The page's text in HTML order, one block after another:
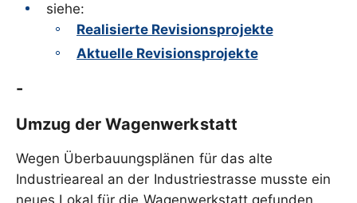
siehe:
Realisierte Revisionsprojekte
Aktuelle Revisionsprojekte
-
Umzug der Wagenwerkstatt
Wegen Überbauungsplänen für das alte
Industrieareal an der Industriestrasse musste ein
neues Lokal für die Wagenwerkstatt gefunden